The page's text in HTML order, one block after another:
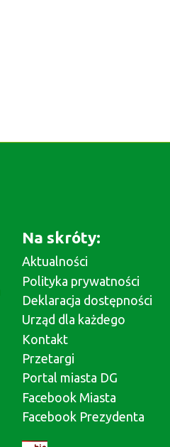
Na skróty:
Aktualności
Polityka prywatności
Deklaracja dostępności
Urząd dla każdego
Kontakt
Przetargi
Portal miasta DG
Facebook Miasta
Facebook Prezydenta